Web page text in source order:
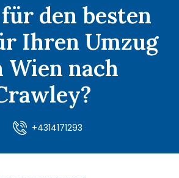
den besten
Ihren Umzug
Wien nach
+4314171293